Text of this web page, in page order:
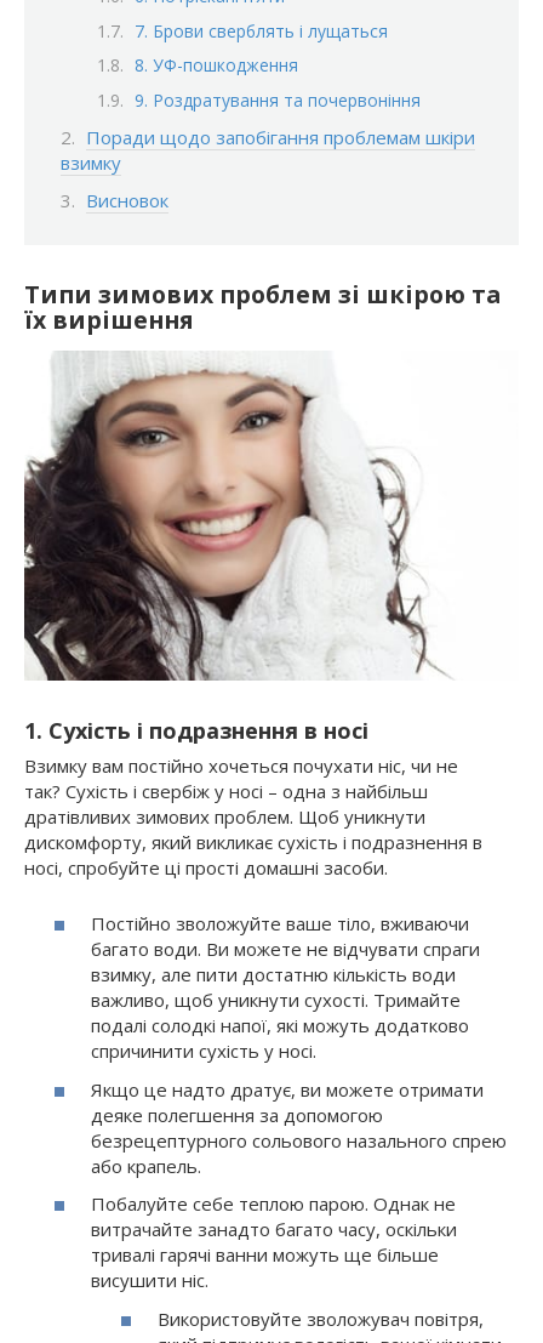
7. Брови сверблять і лущаться
8. УФ-пошкодження
9. Роздратування та почервоніння
Поради щодо запобігання проблемам шкіри
взимку
Висновок
Типи зимових проблем зі шкірою та
їх вирішення
1. Сухість і подразнення в носі
Взимку вам постійно хочеться почухати ніс, чи не
так? Сухість і свербіж у носі – одна з найбільш
дратівливих зимових проблем. Щоб уникнути
дискомфорту, який викликає сухість і подразнення в
носі, спробуйте ці прості домашні засоби.
Постійно зволожуйте ваше тіло, вживаючи
багато води. Ви можете не відчувати спраги
взимку, але пити достатню кількість води
важливо, щоб уникнути сухості. Тримайте
подалі солодкі напої, які можуть додатково
спричинити сухість у носі.
Якщо це надто дратує, ви можете отримати
деяке полегшення за допомогою
безрецептурного сольового назального спрею
або крапель.
Побалуйте себе теплою парою. Однак не
витрачайте занадто багато часу, оскільки
тривалі гарячі ванни можуть ще більше
висушити ніс.
Використовуйте зволожувач повітря,